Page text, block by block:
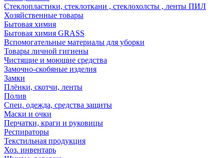
Стеклопластики, стеклоткани , стеклохолсты , ленты ПИЛ
Хозяйственные товары
Бытовая химия
Бытовая химия GRASS
Вспомогательные материалы для уборки
Товары личной гигиены
Чистящие и моющие средства
Замочно-скобяные изделия
Замки
Плёнки, скотчи, ленты
Полив
Спец. одежда, средства защиты
Маски и очки
Перчатки, краги и руковицы
Респираторы
Текстильная продукция
Хоз. инвентарь